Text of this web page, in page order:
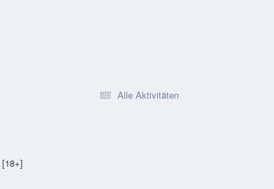
Alle Aktivitäten
[18+]